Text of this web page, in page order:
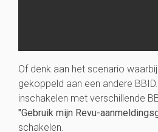
Of denk aan het scenario
gekoppeld aan een andere
inschakelen met verschillende
"Gebruik mijn Revu-
schakelen.